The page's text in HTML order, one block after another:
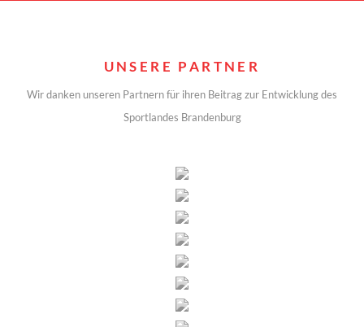
UNSERE PARTNER
Wir danken unseren Partnern für ihren Beitrag zur Entwicklung des
Sportlandes Brandenburg